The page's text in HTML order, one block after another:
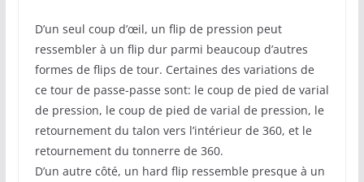
D’un seul coup d’œil, un flip de pression peut
ressembler à un flip dur parmi beaucoup d’autres
formes de flips de tour. Certaines des variations de
ce tour de passe-passe sont: le coup de pied de varial
de pression, le coup de pied de varial de pression, le
retournement du talon vers l’intérieur de 360, et le
retournement du tonnerre de 360.
D’un autre côté, un hard flip ressemble presque à un